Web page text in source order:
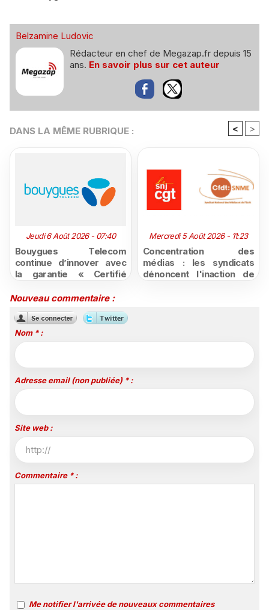
Belzamine Ludovic
Rédacteur en chef de Megazap.fr depuis 15
ans. En savoir plus sur cet auteur
DANS LA MÊME RUBRIQUE : < >
Jeudi 6 Août 2026 - 07:40
Bouygues Telecom
continue d’innover avec
la garantie « Certifié
»
Mercredi 5 Août 2026 - 11:23
Concentration des
médias : les syndicats
dénoncent l'inaction de
Nouveau commentaire :
Nom * :
Adresse email (non publiée) * :
Site web :
Commentaire * :
Me notifier l'arrivée de nouveaux commentaires